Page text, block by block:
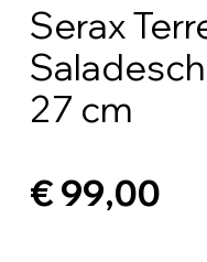
Serax
27 cm
€ 99,00